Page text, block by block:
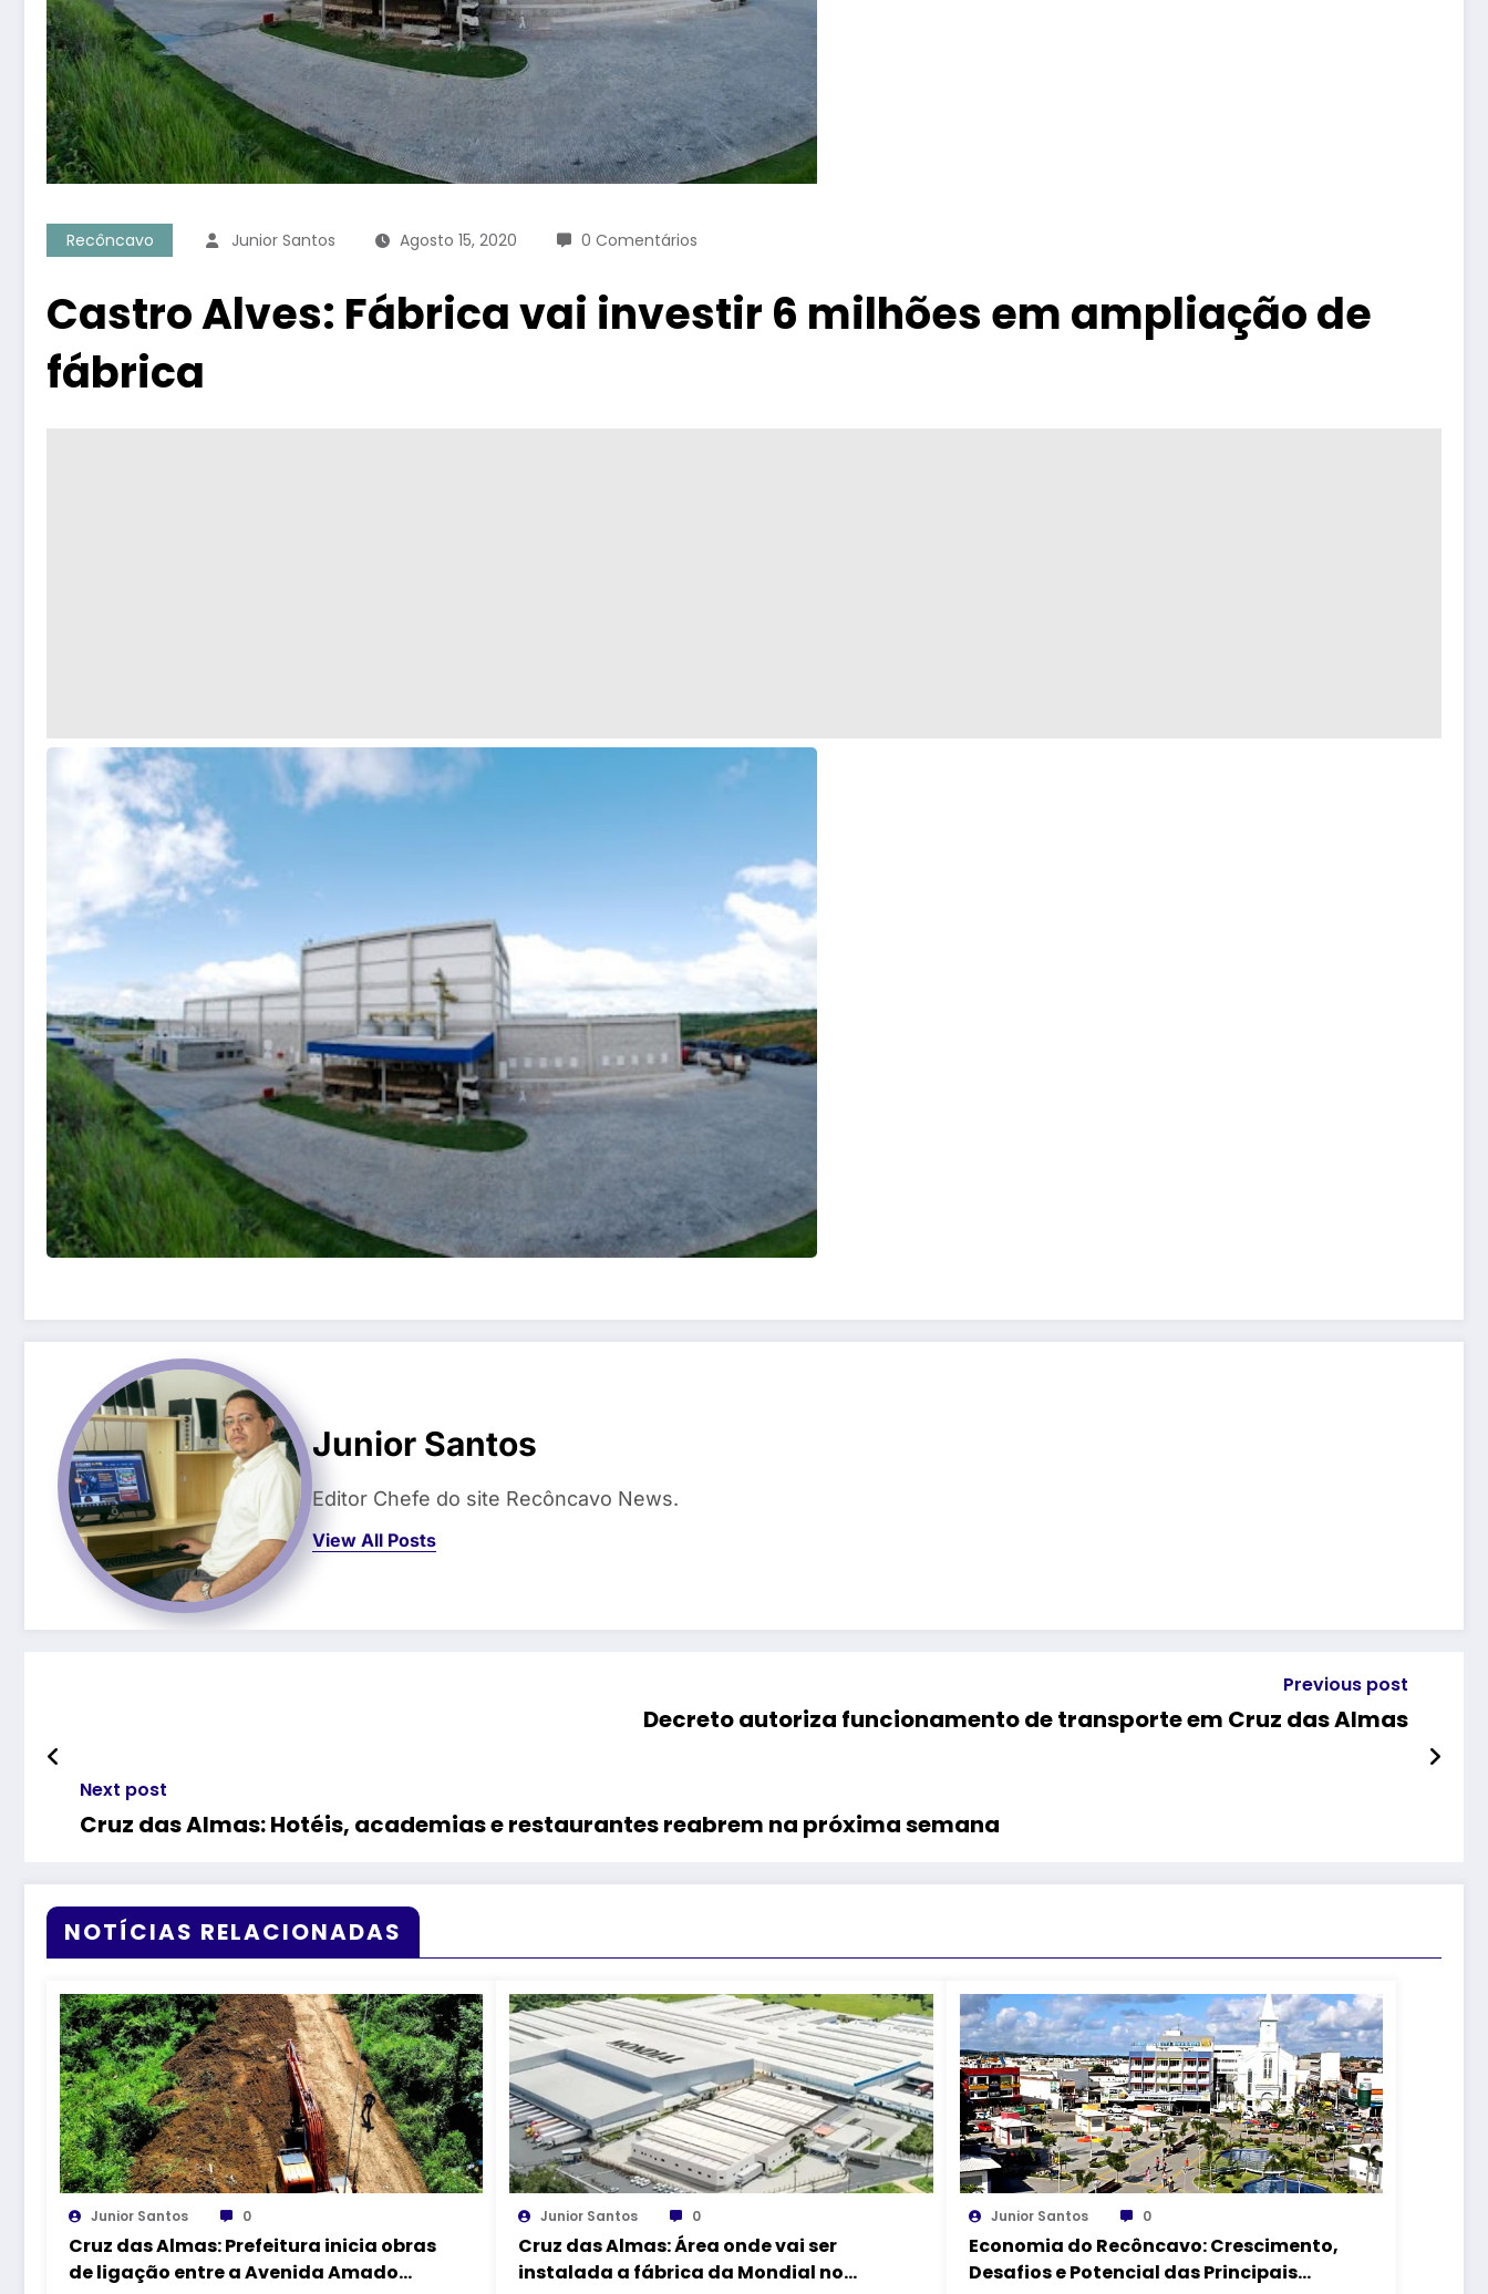
Recôncavo Junior Santos Agosto 15, 2020 0 Comentários
Castro Alves: Fábrica vai investir 6 milhões em ampliação de
fábrica
Junior Santos
Editor Chefe do site Recôncavo News.
View All Posts
Previous post
Decreto autoriza funcionamento de transporte em Cruz das Almas
Next post
Cruz das Almas: Hotéis, academias e restaurantes reabrem na próxima semana
NOTÍCIAS RELACIONADAS
Junior Santos 0
Cruz das Almas: Prefeitura inicia obras
de ligação entre a Avenida Amado
Junior Santos 0
Cruz das Almas: Área onde vai ser
instalada a fábrica da Mondial no
Junior Santos 0
Economia do Recôncavo: Crescimento,
Desafios e Potencial das Principais